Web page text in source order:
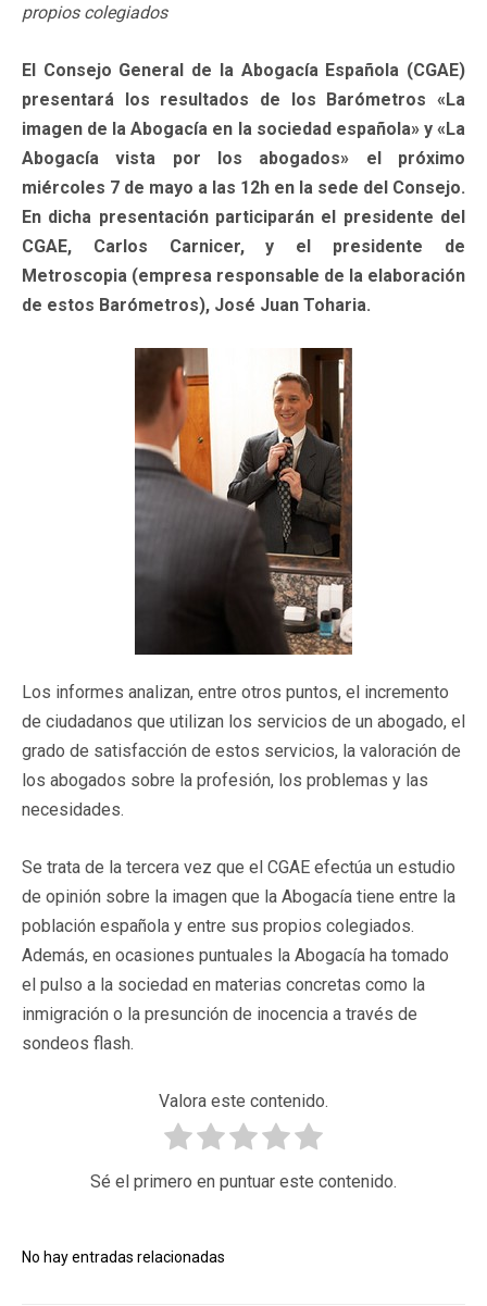
propios colegiados
El Consejo General de la Abogacía Española (CGAE)
presentará los resultados de los Barómetros «La
imagen de la Abogacía en la sociedad española» y «La
Abogacía vista por los abogados» el próximo
miércoles 7 de mayo a las 12h en la sede del Consejo.
En dicha presentación participarán el presidente del
CGAE, Carlos Carnicer, y el presidente de
Metroscopia (empresa responsable de la elaboración
de estos Barómetros), José Juan Toharia.
Los informes analizan, entre otros puntos, el incremento
de ciudadanos que utilizan los servicios de un abogado, el
grado de satisfacción de estos servicios, la valoración de
los abogados sobre la profesión, los problemas y las
necesidades.
Se trata de la tercera vez que el CGAE efectúa un estudio
de opinión sobre la imagen que la Abogacía tiene entre la
población española y entre sus propios colegiados.
Además, en ocasiones puntuales la Abogacía ha tomado
el pulso a la sociedad en materias concretas como la
inmigración o la presunción de inocencia a través de
sondeos flash.
Valora este contenido.
Sé el primero en puntuar este contenido.
No hay entradas relacionadas